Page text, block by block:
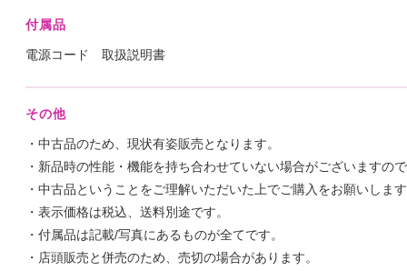
付属品
電源コード 取扱説明書
その他
・中古品のため、現状有姿販売となります。
・新品時の性能・機能を持ち合わせていない場合がございますの
・中古品ということをご理解いただいた上でご購入をお願いしま
・表示価格は税込、送料別途です。
・付属品は記載/写真にあるものが全てです。
・店頭販売と併売のため、売切の場合があります。